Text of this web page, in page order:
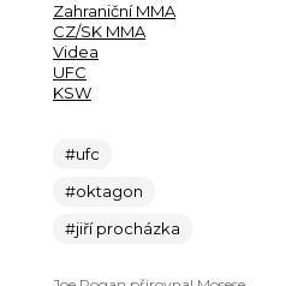
Zahraniční MMA
CZ/SK MMA
Videa
UFC
KSW
#ufc
#oktagon
#jiří procházka